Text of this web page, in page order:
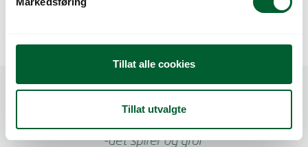
Tillat alle cookies
Tillat utvalgte